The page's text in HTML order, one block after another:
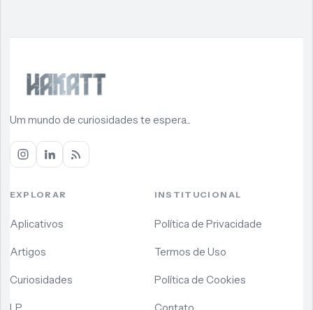
Um mundo de curiosidades te espera...
EXPLORAR
Aplicativos
Artigos
Curiosidades
INSTITUCIONAL
Política de Privacidade
Termos de Uso
Política de Cookies